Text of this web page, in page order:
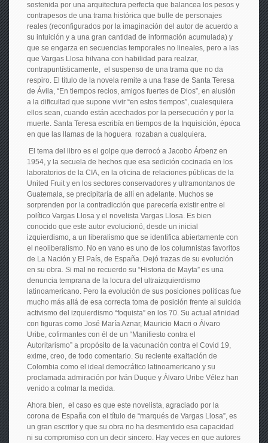
sostenida por una arquitectura perfecta que balancea los pesos y
contrapesos de una trama histórica que bulle de personajes
reales (reconfigurados por la imaginación del autor de acuerdo a
su intuición y a una gran cantidad de información acumulada) y
que se engarza en secuencias temporales no lineales, pero a las
que Vargas Llosa hilvana con habilidad para realzar,
contrapuntísticamente, el suspenso de una trama que no da
respiro. El título de la novela remite a una frase de Santa Teresa
de Ávila, “En tiempos recios, amigos fuertes de Dios”, en alusión
a la dificultad que supone vivir “en estos tiempos”, cualesquiera
ellos sean, cuando están acechados por la persecución y por la
muerte. Santa Teresa escribía en tiempos de la Inquisición, época
en que las llamas de la hoguera rozaban a cualquiera.
El tema del libro es el golpe que derrocó a Jacobo Árbenz en
1954, y la secuela de hechos que esa sedición cocinada en los
laboratorios de la CIA, en la oficina de relaciones públicas de la
United Fruit y en los sectores conservadores y ultramontanos de
Guatemala, se precipitaría de allí en adelante. Muchos se
sorprenden por la contradicción que parecería existir entre el
político Vargas Llosa y el novelista Vargas Llosa. Es bien
conocido que este autor evolucionó, desde un inicial
izquierdismo, a un liberalismo que se identifica abiertamente con
el neoliberalismo. No en vano es uno de los columnistas favoritos
de La Nación y El País, de España. Dejó trazas de su evolución
en su obra. Si mal no recuerdo su “Historia de Mayta” es una
denuncia temprana de la locura del ultraizquierdismo
latinoamericano. Pero la evolución de sus posiciones políticas fue
mucho más allá de esa correcta toma de posición frente al suicida
activismo del izquierdismo “foquista” en los 70. Su actual afinidad
con figuras como José María Aznar, Mauricio Macri o Álvaro
Uribe, cofirmantes con él de un “Manifiesto contra el
Autoritarismo” a propósito de la vacunación contra el Covid 19,
exime, creo, de todo comentario. Su reciente exaltación de
Colombia como el ideal democrático latinoamericano y su
proclamada admiración por Iván Duque y Álvaro Uribe Vélez han
venido a colmar la medida.
Ahora bien, el caso es que este novelista, agraciado por la
corona de España con el título de “marqués de Vargas Llosa”, es
un gran escritor y que su obra no ha desmentido esa capacidad
ni su compromiso con un decir sincero. Hay veces en que autores